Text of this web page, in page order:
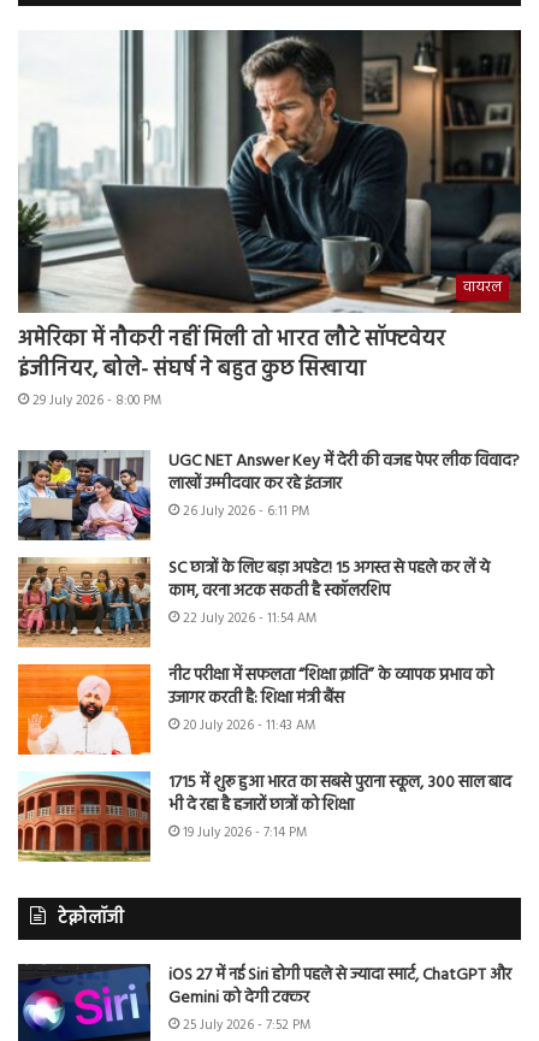
वायरल
अमेरिका में नौकरी नहीं मिली तो भारत लौटे सॉफ्टवेयर
इंजीनियर, बोले- संघर्ष ने बहुत कुछ सिखाया
29 July 2026 - 8:00 PM
UGC NET Answer Key में देरी की वजह पेपर लीक विवाद?
लाखों उम्मीदवार कर रहे इंतजार
26 July 2026 - 6:11 PM
SC छात्रों के लिए बड़ा अपडेट! 15 अगस्त से पहले कर लें ये
काम, वरना अटक सकती है स्कॉलरशिप
22 July 2026 - 11:54 AM
नीट परीक्षा में सफलता “शिक्षा क्रांति” के व्यापक प्रभाव को
उजागर करती है: शिक्षा मंत्री बैंस
20 July 2026 - 11:43 AM
1715 में शुरू हुआ भारत का सबसे पुराना स्कूल, 300 साल बाद
भी दे रहा है हजारों छात्रों को शिक्षा
19 July 2026 - 7:14 PM
टेक्नोलॉजी
iOS 27 में नई Siri होगी पहले से ज्यादा स्मार्ट, ChatGPT और
Gemini को देगी टक्कर
25 July 2026 - 7:52 PM